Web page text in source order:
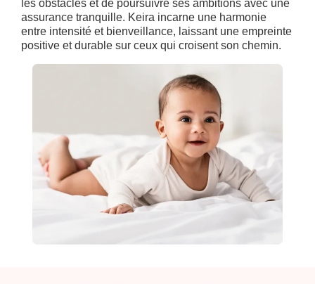
les obstacles et de poursuivre ses ambitions avec une
assurance tranquille. Keira incarne une harmonie
entre intensité et bienveillance, laissant une empreinte
positive et durable sur ceux qui croisent son chemin.